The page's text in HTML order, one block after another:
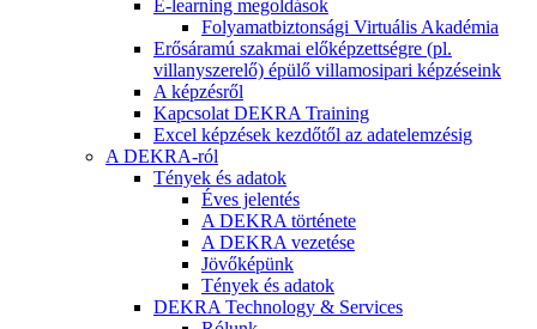
E-learning megoldások
Folyamatbiztonsági Virtuális Akadémia
Erősáramú szakmai előképzettségre (pl.
villanyszerelő) épülő villamosipari képzéseink
A képzésről
Kapcsolat DEKRA Training
Excel képzések kezdőtől az adatelemzésig
A DEKRA-ról
Tények és adatok
Éves jelentés
A DEKRA története
A DEKRA vezetése
Jövőképünk
Tények és adatok
DEKRA Technology & Services